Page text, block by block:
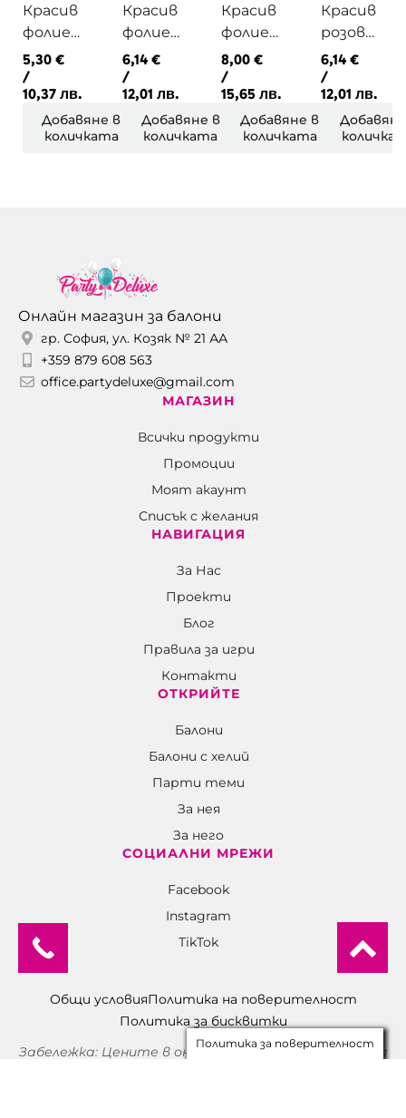
Красив
фолиев
балон
звезда
ITS A
BOY с
хелий
5,30 €
/
10,37 лв.
Добавяне в
количката
Красив
фолиев
балон
HELLO
BABY с
хелий
6,14 €
/
12,01 лв.
Добавяне в
количката
Красив
фолиев
балон
розова
пандел
ка с
хелий
8,00 €
/
15,65 лв.
Добавяне в
количката
Красив
розов
фолиев
балон
бебешк
о краче
Its a girl
6,14 €
/
12,01 лв.
Онлайн магазин за балони
гр. София, ул. Козяк № 21 АА
+359 879 608 563
office.partydeluxe@gmail.com
МАГАЗИН
Всички продукти
Промоции
Моят акаунт
Списък с желания
НАВИГАЦИЯ
За Нас
Проекти
Блог
Правила за игри
Контакти
ОТКРИЙТЕ
Балони
Балони c хелий
Парти теми
За нея
За него
СОЦИАЛНИ МРЕЖИ
Facebook
Instagram
TikTok
Общи условияПолитика на поверителност
Политика за бисквитки
Забележка: Цените в онлайн магазина и физическия
Политика за поверителност